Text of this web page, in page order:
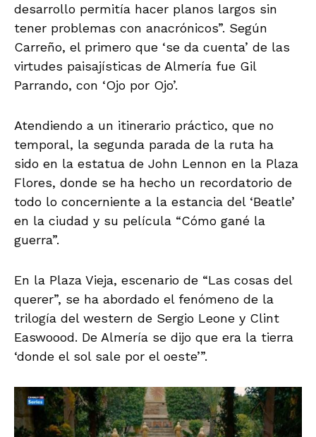
desarrollo permitía hacer planos largos sin
tener problemas con anacrónicos”. Según
Carreño, el primero que ‘se da cuenta’ de las
virtudes paisajísticas de Almería fue Gil
Parrando, con ‘Ojo por Ojo’.
Atendiendo a un itinerario práctico, que no
temporal, la segunda parada de la ruta ha
sido en la estatua de John Lennon en la Plaza
Flores, donde se ha hecho un recordatorio de
todo lo concerniente a la estancia del ‘Beatle’
en la ciudad y su película “Cómo gané la
guerra”.
En la Plaza Vieja, escenario de “Las cosas del
querer”, se ha abordado el fenómeno de la
trilogía del western de Sergio Leone y Clint
Easwoood. De Almería se dijo que era la tierra
‘donde el sol sale por el oeste’”.